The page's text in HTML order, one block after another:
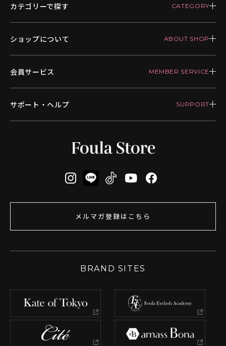
カテゴリーで探す
ショップについて
会員サービス
サポート・ヘルプ
メルマガ登録はこちら
BRAND SITES